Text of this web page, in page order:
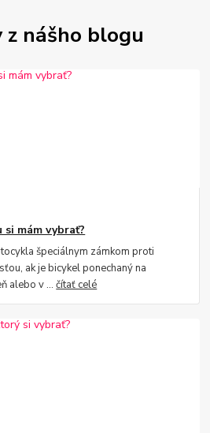
z nášho blogu
mám vybrať?
špeciálnym zámkom proti
ak je bicykel ponechaný na
alebo v ...čítať celé